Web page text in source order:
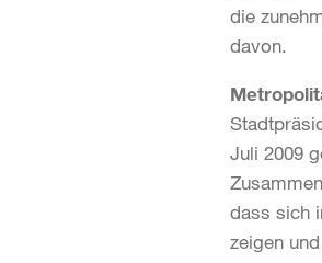
die
davon.
Juli 2009
dass sich
zeigen